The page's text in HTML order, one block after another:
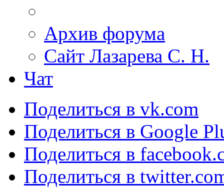
Архив форума
Сайт Лазарева С. Н.
Чат
Поделиться в vk.com
Поделиться в Google
Поделиться в
Поделиться в